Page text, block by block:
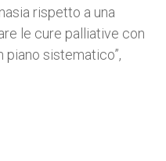
rispetto a una
le cure palliative con
piano sistematico”,